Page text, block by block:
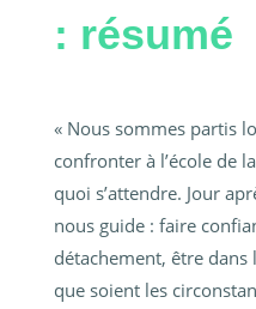
: résumé
« Nous sommes partis
confronter à l’école de
quoi s’attendre. Jour
nous guide : faire
détachement, être dans
que soient les